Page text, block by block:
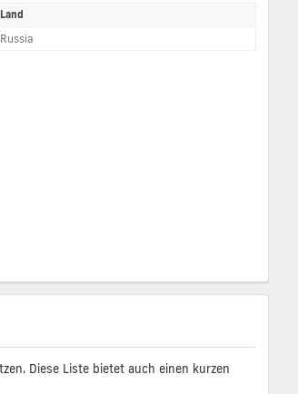
Land
Russia
Diese Liste bietet auch einen kurzen